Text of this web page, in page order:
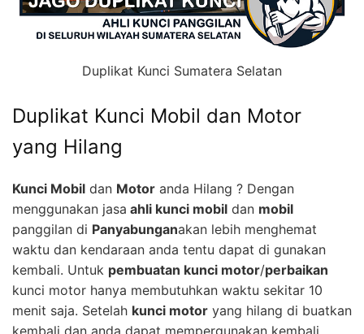
Duplikat Kunci Sumatera Selatan
Duplikat Kunci Mobil dan Motor
yang Hilang
Kunci Mobil dan Motor anda Hilang ? Dengan
menggunakan jasa ahli kunci mobil dan mobil
panggilan di Panyabunganakan lebih menghemat
waktu dan kendaraan anda tentu dapat di gunakan
kembali. Untuk pembuatan kunci motor/perbaikan
kunci motor hanya membutuhkan waktu sekitar 10
menit saja. Setelah kunci motor yang hilang di buatkan